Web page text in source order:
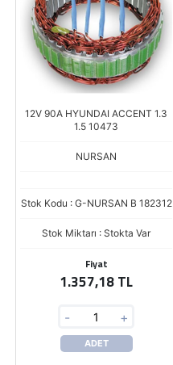
12V 90A HYUNDAI ACCENT 1.3
1.5 10473
NURSAN
Stok Kodu : G-NURSAN B 182312
Stok Miktarı : Stokta Var
Fiyat
1.357,18 TL
- +
ADET